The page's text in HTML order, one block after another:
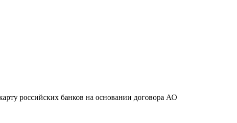
российских банков на основании договора АО